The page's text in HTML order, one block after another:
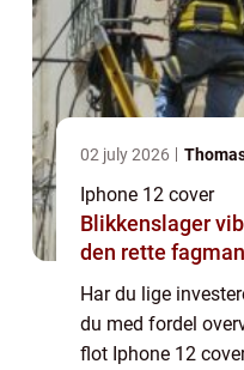
02 july 2026
Iphone 12 cover
Blikkenslager viborg sådan
den rette
Har du lige
du med fordel
flot Iphone 12